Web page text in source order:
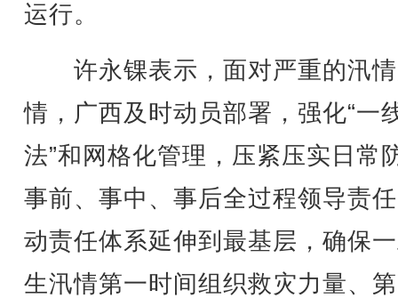
运行。
许永锞表示，面对严重的汛
情，广西及时动员部署，强化“一
法”和网格化管理，压紧压实日常
事前、事中、事后全过程领导责
动责任体系延伸到最基层，确保
生汛情第一时间组织救灾力量、